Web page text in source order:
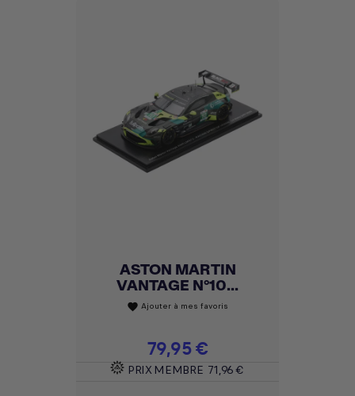
ASTON MARTIN
VANTAGE N°10...
favorite Ajouter à mes favoris
Prix
79,95 €
PRIX MEMBRE 71,96 €